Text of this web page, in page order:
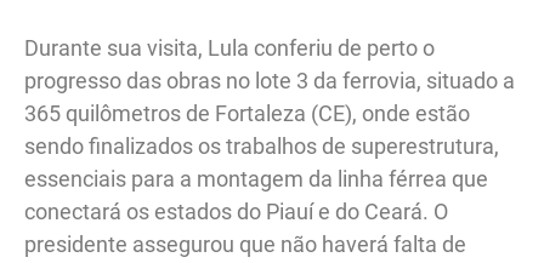
Durante sua visita, Lula conferiu de perto o
progresso das obras no lote 3 da ferrovia, situado a
365 quilômetros de Fortaleza (CE), onde estão
sendo finalizados os trabalhos de superestrutura,
essenciais para a montagem da linha férrea que
conectará os estados do Piauí e do Ceará. O
presidente assegurou que não haverá falta de